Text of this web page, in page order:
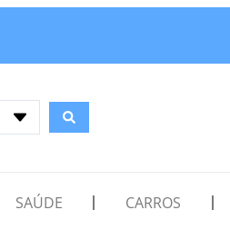
SAÚDE CARROS